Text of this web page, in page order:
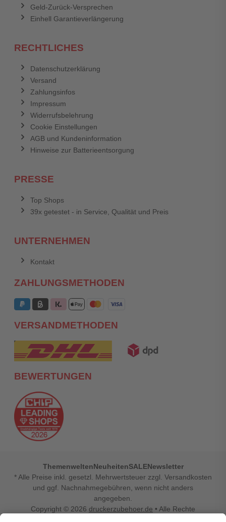
Geld-Zurück-Versprechen
Einhell Garantieverlängerung
RECHTLICHES
Datenschutzerklärung
Versand
Zahlungsinfos
Impressum
Widerrufsbelehrung
Cookie Einstellungen
AGB und Kundeninformation
Hinweise zur Batterieentsorgung
PRESSE
Top Shops
39x getestet - in Service, Qualität und Preis
UNTERNEHMEN
Kontakt
ZAHLUNGSMETHODEN
VERSANDMETHODEN
BEWERTUNGEN
ThemenweltenNeuheitenSALENewsletter
* Alle Preise inkl. gesetzl. Mehrwertsteuer zzgl. Versandkosten
und ggf. Nachnahmegebühren, wenn nicht anders
angegeben.
Copyright © 2026 druckerzubehoer.de • Alle Rechte